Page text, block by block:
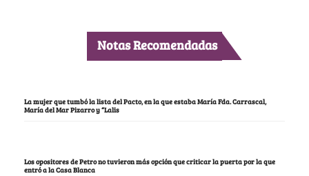
Notas Recomendadas
La mujer que tumbó la lista del Pacto, en la que estaba María Fda. Carrascal,
María del Mar Pizarro y “Lalis
Los opositores de Petro no tuvieron más opción que criticar la puerta por la que
entró a la Casa Blanca